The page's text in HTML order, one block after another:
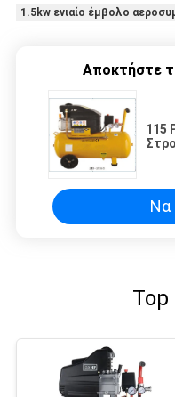
1.5kw ενιαίο έμβολο
Αποκτήστε
115
Να
Top